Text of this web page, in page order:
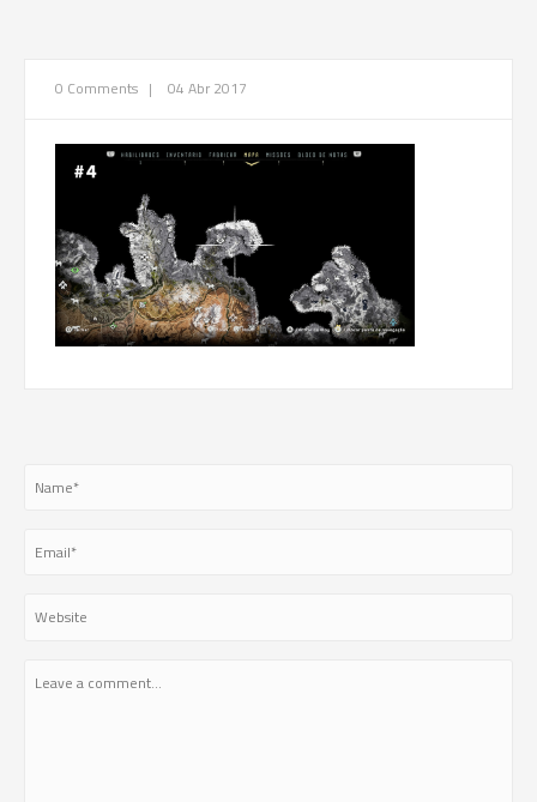
0 Comments | 04 Abr 2017